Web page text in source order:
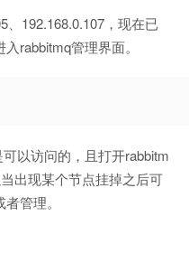
、192.168.0.107，现在已
rabbitmq管理界面。
以访问的，且打开rabbitm
出现某个节点挂掉之后可
管理。